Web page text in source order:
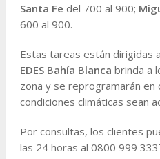
Santa Fe del 700 al 900;
600 al 900.
Estas tareas están dirigidas
EDES Bahía Blanca brinda a
zona y se reprogramarán en
condiciones climáticas sean
Por consultas, los clientes
las 24 horas al 0800 999